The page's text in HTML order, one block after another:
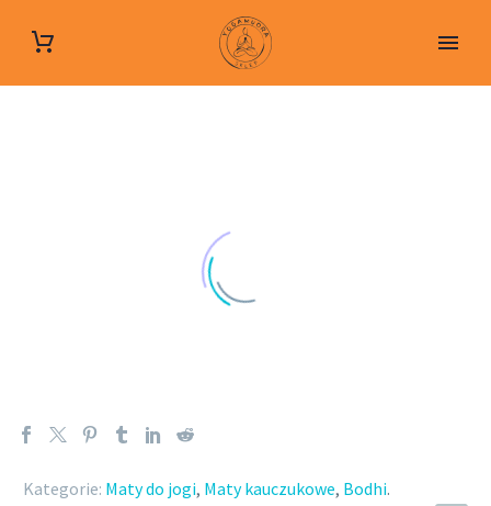
Kategorie: Maty do jogi, Maty kauczukowe, Bodhi.